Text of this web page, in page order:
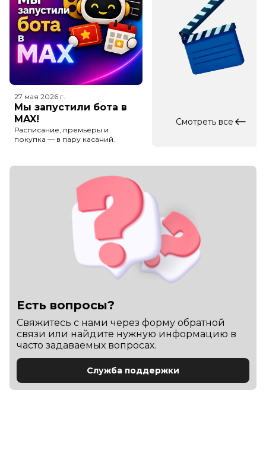
27 мая 2026 г.
Мы запустили бота в
MAX!
Расписание, премьеры и
покупка — в пару касаний.
Смотреть все
Есть вопросы?
Cвяжитесь с нами через форму обратной
связи или найдите нужную информацию в
часто задаваемых вопросах.
Служба поддержки